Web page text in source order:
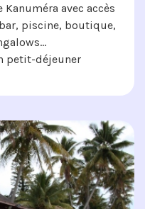
avec accès
piscine, boutique,
petit-déjeuner